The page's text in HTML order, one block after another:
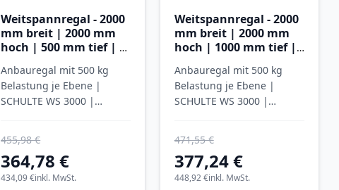
Weitspannregal - 2000
mm breit | 2000 mm
hoch | 500 mm tief | 3
Stahlpaneele
Anbauregal mit 500 kg
Belastung je Ebene |
SCHULTE WS 3000 |
364,78 €
455,98 €
inkl. MwSt.
434,09 €
Weitspannregal - 2000
mm breit | 2000 mm
hoch | 1000 mm tief |
Spanplatten
Anbauregal mit 500 kg
Belastung je Ebene |
SCHULTE WS 3000 |
377,24 €
471,55 €
inkl. MwSt.
448,92 €